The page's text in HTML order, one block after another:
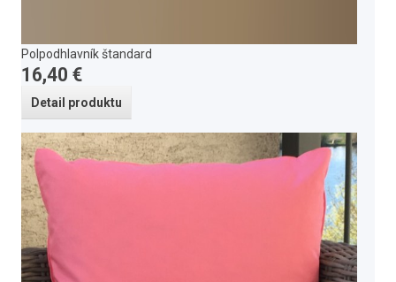
Polpodhlavník štandard
16,40 €
Detail produktu